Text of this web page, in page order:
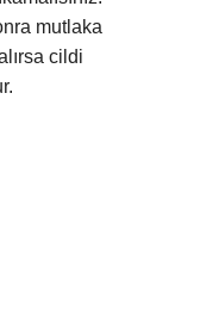
mutlaka
cildi